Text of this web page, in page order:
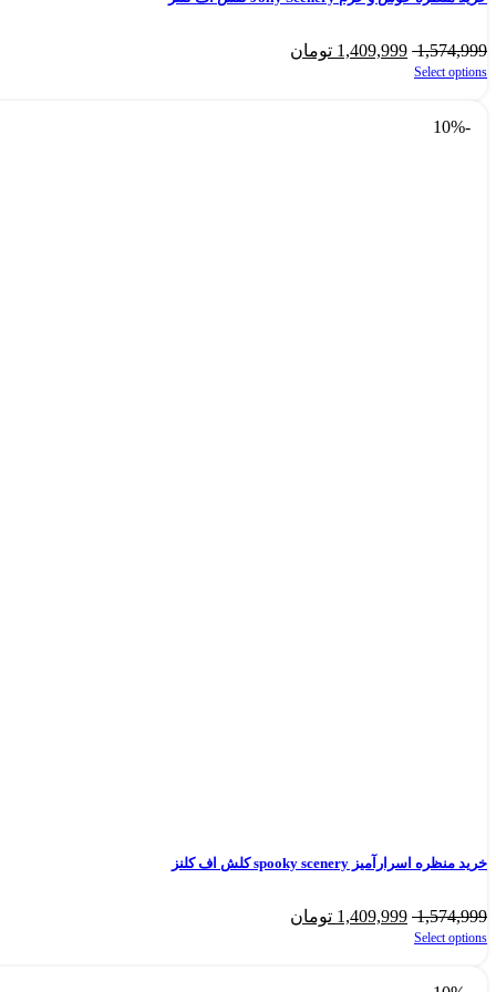
1,574,999
1,409,999 تومان
Select options
-10%
خرید منظره اسرارآمیز spooky scenery کلش اف کلنز
1,574,999
1,409,999 تومان
Select options